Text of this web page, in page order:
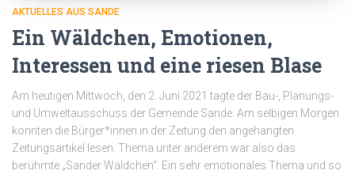
AKTUELLES AUS SANDE
Ein Wäldchen, Emotionen,
Interessen und eine riesen Blase
Am heutigen Mittwoch, den 2. Juni 2021 tagte der Bau-, Planungs-
und Umweltausschuss der Gemeinde Sande. Am selbigen Morgen
konnten die Bürger*innen in der Zeitung den angehängten
Zeitungsartikel lesen. Thema unter anderem war also das
berühmte „Sander Wäldchen“. Ein sehr emotionales Thema und so